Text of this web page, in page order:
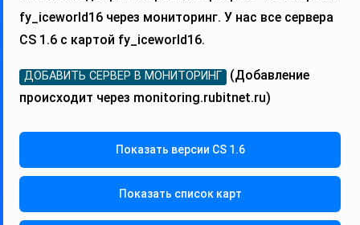
fy_iceworld16 через мониторинг. У нас все сервера
CS 1.6 с картой fy_iceworld16.
ДОБАВИТЬ СЕРВЕР В МОНИТОРИНГ (Добавление
происходит через monitoring.rubitnet.ru)
Показать версии CS 1.6
Показать список карт